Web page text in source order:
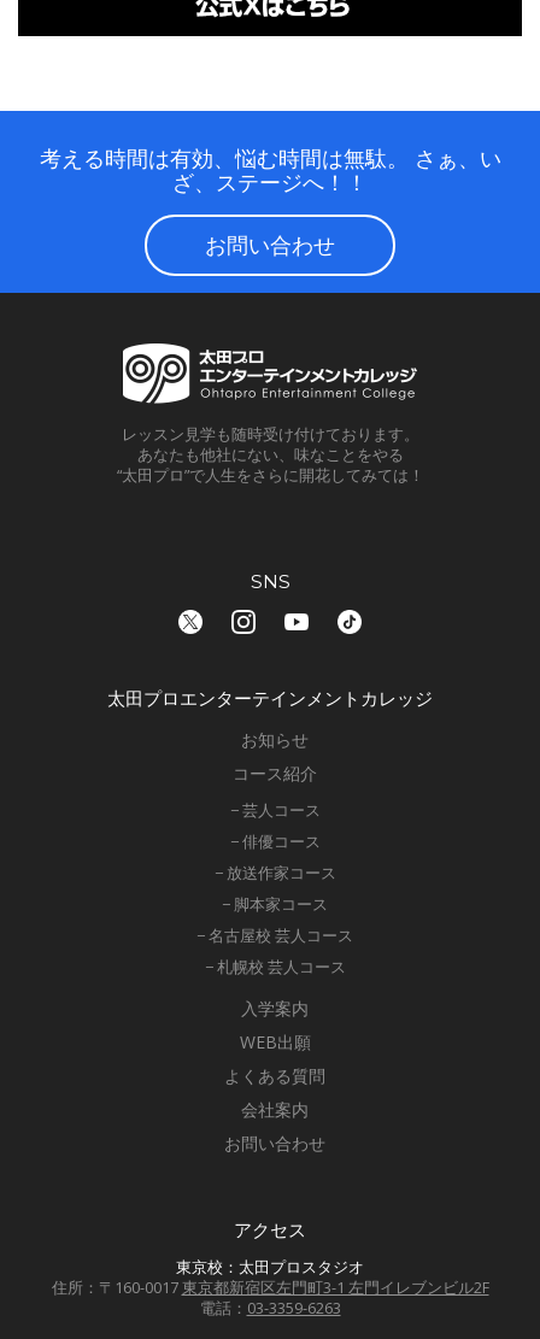
考える時間は有効、悩む時間は無駄。
さぁ、い
ざ、ステージへ！！
お問い合わせ
レッスン見学も随時受け付けております。
あなたも他社にない、味なことをやる
“太田プロ”で人生をさらに開花してみては！
SNS
太田プロエンターテインメントカレッジ
お知らせ
コース紹介
− 芸人コース
− 俳優コース
− 放送作家コース
− 脚本家コース
− 名古屋校 芸人コース
− 札幌校 芸人コース
入学案内
WEB出願
よくある質問
会社案内
お問い合わせ
アクセス
東京校：太田プロスタジオ
住所：〒160-0017東京都新宿区左門町3-1 左門イレブンビル2F
電話： 03-3359-6263